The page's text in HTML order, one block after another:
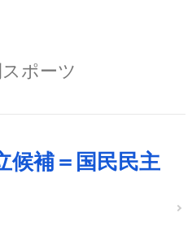
スポーツ
候補＝国民民主